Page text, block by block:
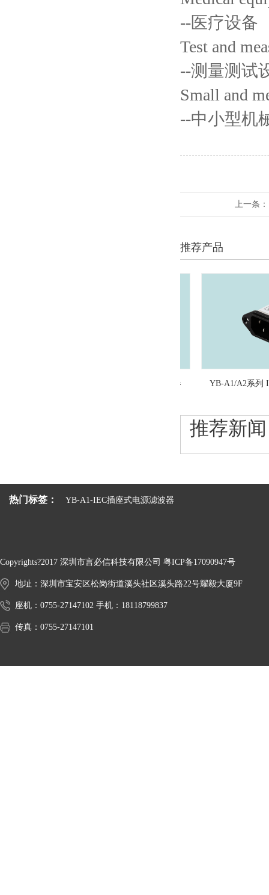
--医疗设备
Test and
--测量测试
Small and
--中小型机
上一条
推荐产品
YB-A1/A2系列 IEC插
推荐新闻
热门标签： YB-A1-IEC插座式电源滤波器
Copyrights?2017 深圳市言必信科技有限公司 粤ICP备17090947号
地址：深圳市宝安区松岗街道溪头社区溪头路22号耀毅大厦9F
座机：0755-27147102 手机：18118799837
传真：0755-27147101